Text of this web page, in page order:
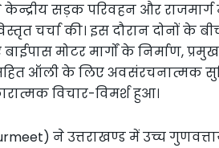
सड़क परिवहन और राजमार्ग
चर्चा की। इस दौरान दोनों के
मोटर मार्गों के निर्माण,
ऑली के लिए अवसंरचनात्मक
विचार-विमर्श हुआ।
ने उत्तराखण्ड में उच्च